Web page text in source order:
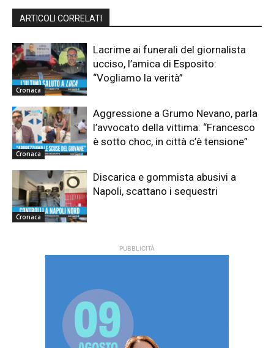
ARTICOLI CORRELATI
Cronaca
Lacrime ai funerali del giornalista
ucciso, l’amica di Esposito:
“Vogliamo la verità”
Cronaca
Aggressione a Grumo Nevano, parla
l’avvocato della vittima: “Francesco
è sotto choc, in città c’è tensione”
Cronaca
Discarica e gommista abusivi a
Napoli, scattano i sequestri
PUBBLICITÀ